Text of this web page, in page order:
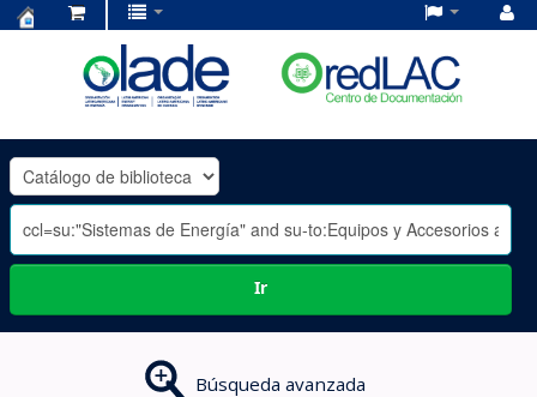
OLADE
-
Ir
Búsqueda avanzada